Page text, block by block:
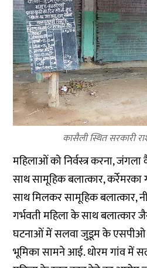
कासैली स्थित सरकारी
महिलाओं को निर्वस्त्र करना,
साथ सामूहिक बलात्कार,
साथ मिलकर सामूहिक बलात्कार,
गर्भवती महिला के साथ बलात्कार
घटनाओं में सलवा जुडूम के एसपीओ
भूमिका सामने आई. धोरम गांव में